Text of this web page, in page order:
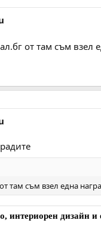
от там съм взел
там съм взел една
интериорен дизайн и